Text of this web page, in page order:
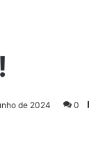
de 2024 0